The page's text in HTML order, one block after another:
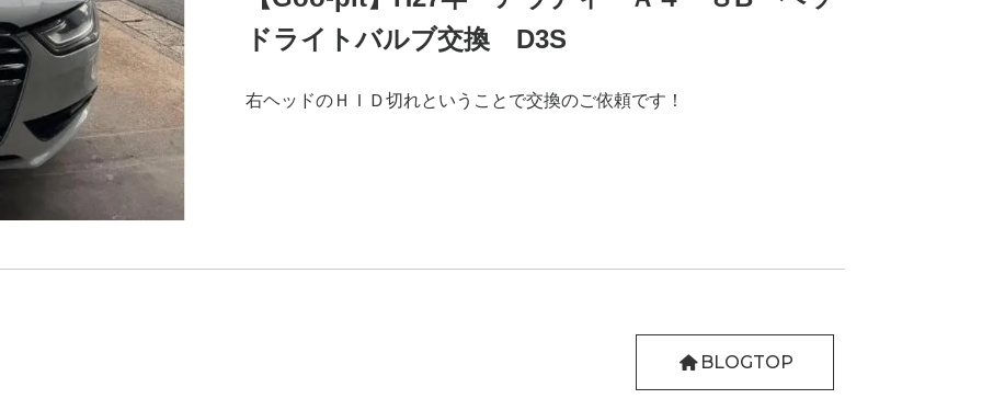
ドライトバルブ交換 D3S
右ヘッドのＨＩＤ切れということで交換のご依頼です！
BLOGTOP